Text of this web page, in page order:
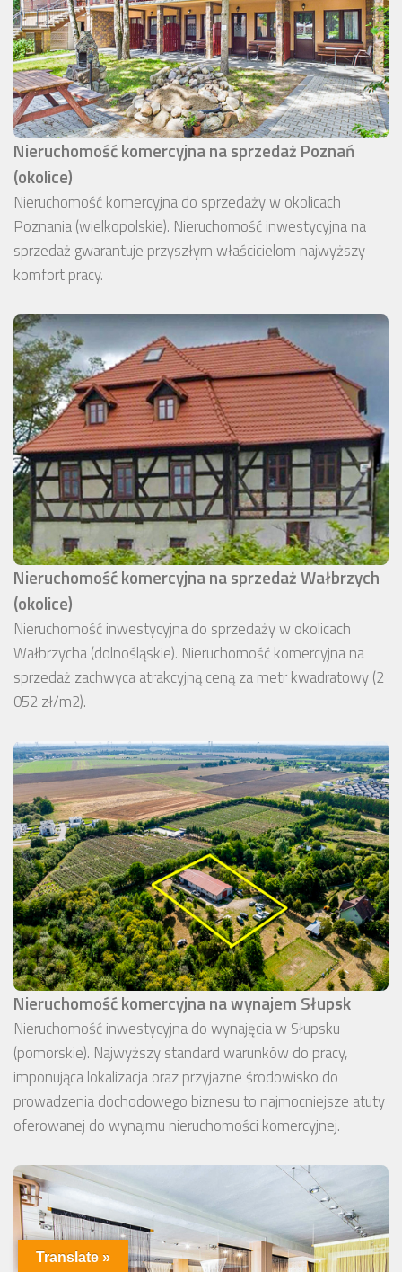
Nieruchomość komercyjna na sprzedaż Poznań
(okolice)
Nieruchomość komercyjna do sprzedaży w okolicach
Poznania (wielkopolskie). Nieruchomość inwestycyjna na
sprzedaż gwarantuje przyszłym właścicielom najwyższy
komfort pracy.
Nieruchomość komercyjna na sprzedaż Wałbrzych
(okolice)
Nieruchomość inwestycyjna do sprzedaży w okolicach
Wałbrzycha (dolnośląskie). Nieruchomość komercyjna na
sprzedaż zachwyca atrakcyjną ceną za metr kwadratowy (2
052 zł/m2).
Nieruchomość komercyjna na wynajem Słupsk
Nieruchomość inwestycyjna do wynajęcia w Słupsku
(pomorskie). Najwyższy standard warunków do pracy,
imponująca lokalizacja oraz przyjazne środowisko do
prowadzenia dochodowego biznesu to najmocniejsze atuty
oferowanej do wynajmu nieruchomości komercyjnej.
Translate »